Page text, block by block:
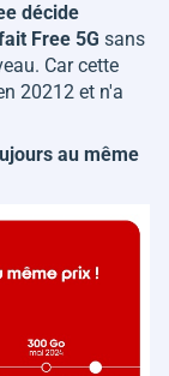
décide
Free 5G sans
Car cette
20212 et n'a
au même